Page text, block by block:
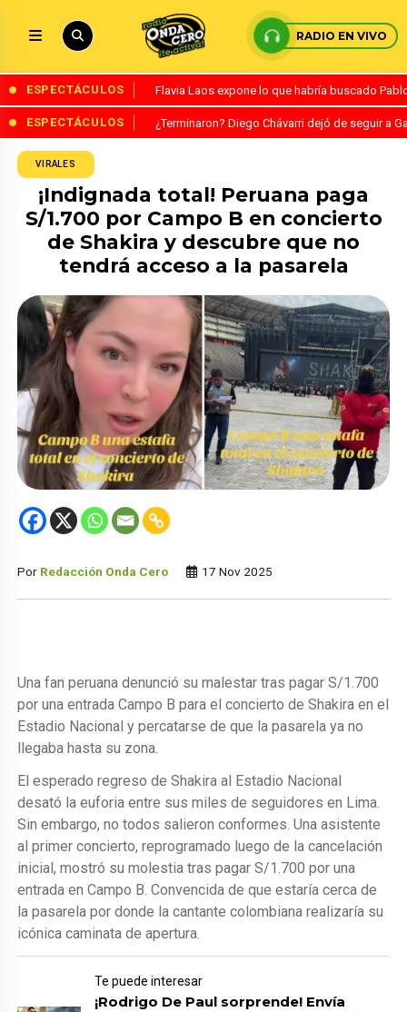
RADIO EN VIVO
ESPECTÁCULOS Flavia Laos expone lo que habría buscado
ESPECTÁCULOS ¿Terminaron? Diego Chávarri dejó de seguir a
VIRALES
¡Indignada total! Peruana paga
S/1.700 por Campo B en concierto
de Shakira y descubre que no
tendrá acceso a la pasarela
Por Redacción Onda Cero 17 Nov 2025
Una fan peruana denunció su malestar tras pagar S/1.700
por una entrada Campo B para el concierto de Shakira en el
Estadio Nacional y percatarse de que la pasarela ya no
llegaba hasta su zona.
El esperado regreso de Shakira al Estadio Nacional
desató la euforia entre sus miles de seguidores en Lima.
Sin embargo, no todos salieron conformes. Una asistente
al primer concierto, reprogramado luego de la cancelación
inicial, mostró su molestia tras pagar S/1.700 por una
entrada en Campo B. Convencida de que estaría cerca de
la pasarela por donde la cantante colombiana realizaría su
icónica caminata de apertura.
Te puede interesar
¡Rodrigo De Paul sorprende! Envía